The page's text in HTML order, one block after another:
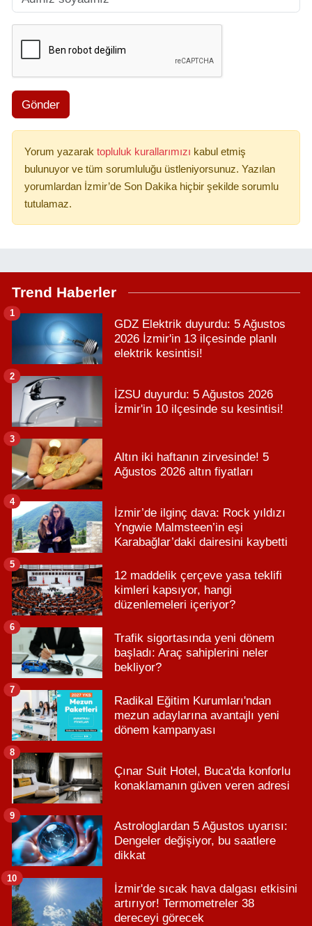
Gönder
Yorum yazarak topluluk kurallarımızı kabul etmiş
bulunuyor ve tüm sorumluluğu üstleniyorsunuz. Yazılan
yorumlardan İzmir’de Son Dakika hiçbir şekilde sorumlu
tutulamaz.
Trend Haberler
GDZ Elektrik duyurdu: 5 Ağustos
2026 İzmir'in 13 ilçesinde planlı
elektrik kesintisi!
1
İZSU duyurdu: 5 Ağustos 2026
İzmir'in 10 ilçesinde su kesintisi!
2
Altın iki haftanın zirvesinde! 5
Ağustos 2026 altın fiyatları
3
İzmir’de ilginç dava: Rock yıldızı
Yngwie Malmsteen’in eşi
Karabağlar’daki dairesini kaybetti
4
12 maddelik çerçeve yasa teklifi
kimleri kapsıyor, hangi
düzenlemeleri içeriyor?
5
Trafik sigortasında yeni dönem
başladı: Araç sahiplerini neler
bekliyor?
6
Radikal Eğitim Kurumları'ndan
mezun adaylarına avantajlı yeni
dönem kampanyası
7
Çınar Suit Hotel, Buca'da konforlu
konaklamanın güven veren adresi
8
Astrologlardan 5 Ağustos uyarısı:
Dengeler değişiyor, bu saatlere
dikkat
9
İzmir'de sıcak hava dalgası etkisini
artırıyor! Termometreler 38
dereceyi görecek
10